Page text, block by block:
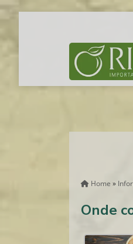
Home »
Onde